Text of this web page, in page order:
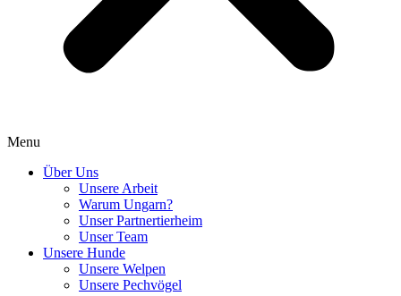
Menu
Über Uns
Unsere Arbeit
Warum Ungarn?
Unser Partnertierheim
Unser Team
Unsere Hunde
Unsere Welpen
Unsere Pechvögel